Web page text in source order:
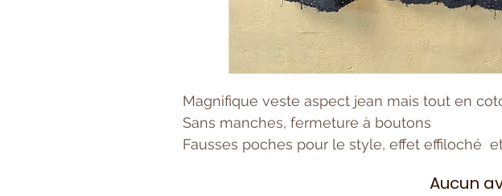
Magnifique veste aspect jean mais tout en
Sans manches, fermeture à boutons
Fausses poches pour le style, effet effiloché
Aucun